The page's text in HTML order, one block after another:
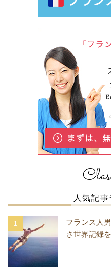
人気記
フランス人
さ世界記録